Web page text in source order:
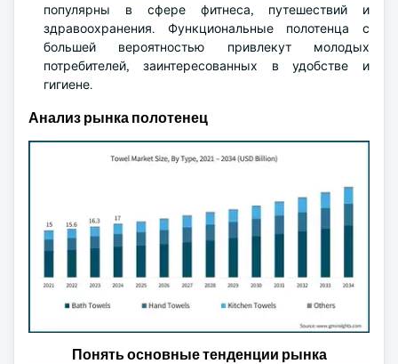
популярны в сфере фитнеса, путешествий и
здравоохранения. Функциональные полотенца с
большей вероятностью привлекут молодых
потребителей, заинтересованных в удобстве и
гигиене.
Анализ рынка полотенец
Понять основные тенденции рынка